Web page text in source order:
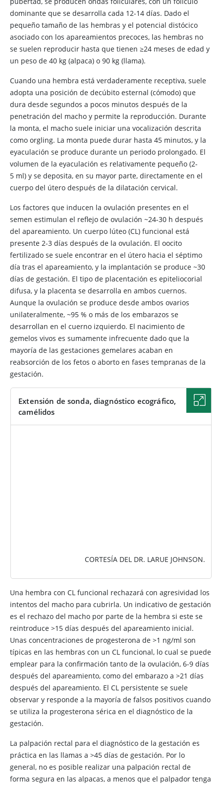
dominante que se desarrolla cada 12-14 días. Dado el
pequeño tamaño de las hembras y el potencial distócico
asociado con los apareamientos precoces, las hembras no
se suelen reproducir hasta que tienen ≥24 meses de edad y
un peso de 40 kg (alpaca) o 90 kg (llama).
Cuando una hembra está verdaderamente receptiva, suele
adopta una posición de decúbito esternal (cómodo) que
dura desde segundos a pocos minutos después de la
penetración del macho y permite la reproducción. Durante
la monta, el macho suele iniciar una vocalización descrita
como orgling. La monta puede durar hasta 45 minutos, y la
eyaculación se produce durante un periodo prolongado. El
volumen de la eyaculación es relativamente pequeño (2-
5 ml) y se deposita, en su mayor parte, directamente en el
cuerpo del útero después de la dilatación cervical.
Los factores que inducen la ovulación presentes en el
semen estimulan el reflejo de ovulación ~24-30 h después
del apareamiento. Un cuerpo lúteo (CL) funcional está
presente 2-3 días después de la ovulación. El oocito
fertilizado se suele encontrar en el útero hacia el séptimo
día tras el apareamiento, y la implantación se produce ~30
días de gestación. El tipo de placentación es epiteliocorial
difusa, y la placenta se desarrolla en ambos cuernos.
Aunque la ovulación se produce desde ambos ovarios
unilateralmente, ~95 % o más de los embarazos se
desarrollan en el cuerno izquierdo. El nacimiento de
gemelos vivos es sumamente infrecuente dado que la
mayoría de las gestaciones gemelares acaban en
reabsorción de los fetos o aborto en fases tempranas de la
gestación.
Extensión de sonda, diagnóstico ecográfico,
camélidos
CORTESÍA DEL DR. LARUE JOHNSON.
Una hembra con CL funcional rechazará con agresividad los
intentos del macho para cubrirla. Un indicativo de gestación
es el rechazo del macho por parte de la hembra si este se
reintroduce >15 días después del apareamiento inicial.
Unas concentraciones de progesterona de >1 ng/ml son
típicas en las hembras con un CL funcional, lo cual se puede
emplear para la confirmación tanto de la ovulación, 6-9 días
después del apareamiento, como del embarazo a >21 días
después del apareamiento. El CL persistente se suele
observar y responde a la mayoría de falsos positivos cuando
se utiliza la progesterona sérica en el diagnóstico de la
gestación.
La palpación rectal para el diagnóstico de la gestación es
práctica en las llamas a >45 días de gestación. Por lo
general, no es posible realizar una palpación rectal de
forma segura en las alpacas, a menos que el palpador tenga